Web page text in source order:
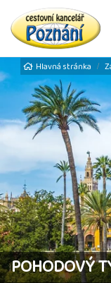
Hlavná stránka
POHODOVÝ